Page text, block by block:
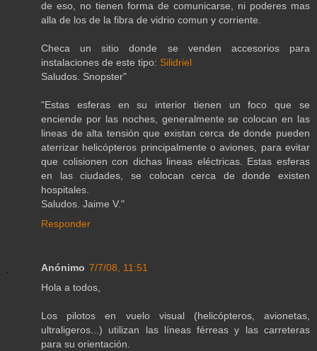
de eso, no tienen forma de comunicarse, ni poderes mas
alla de los de la fibra de vidrio comun y corriente.
Checa un sitio donde se venden accesorios para
instalaciones de este tipo: Silidriel
Saludos. Snopster"
"Estas esferas en su interior tienen un foco que se
enciende por las noches, generalmente se colocan en las
lineas de alta tensión que existan cerca de donde pueden
aterrizar helicópteros principalmente o aviones, para evitar
que colisionen con dichas lineas eléctricas. Estas esferas
en las ciudades, se colocan cerca de donde existen
hospitales.
Saludos. Jaime V."
Responder
Anónimo 7/7/08, 11:51
Hola a todos,
Los pilotos en vuelo visual (helicópteros, avionetas,
ultraligeros...) utilizan las líneas férreas y las carreteras
para su orientación.